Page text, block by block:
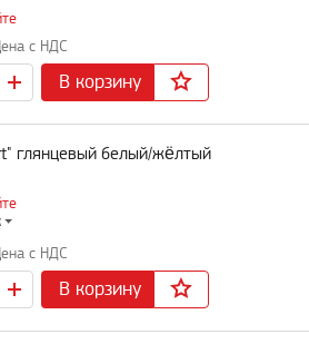
В корзину
глянцевый белый/жёлтый
В корзину